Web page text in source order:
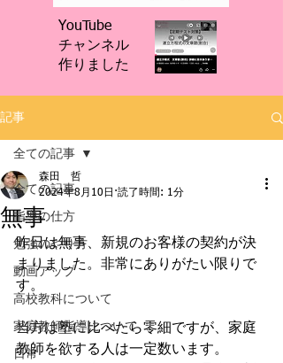
YouTube
チャンネル
​作りました
記事
全ての記事
指導の仕方
勉強のやり方
動画アップ
高校教科について
家庭教師指導について
日常
全ての記事
無事
森田 哲
2024年8月10日 読了時間: 1分
昨日は無事、新規のお客様の契約が決
まりました。非常にありがたい限りで
す。
当方は塾に比べたら零細ですが、家庭
教師を欲する人は一定数います。